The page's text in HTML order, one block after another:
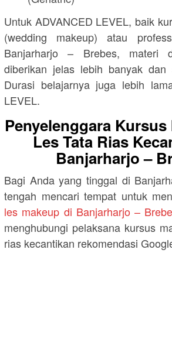
Untuk ADVANCED LEVEL, baik
(wedding makeup) atau
Banjarharjo – Brebes, materi
diberikan jelas lebih banyak dan
Durasi belajarnya juga lebih
LEVEL.
Penyelenggara
Les Tata Rias
Banjarharjo –
Bagi Anda yang tinggal di
tengah mencari tempat untuk
les makeup di Banjarharjo –
menghubungi pelaksana kursus
rias kecantikan rekomendasi